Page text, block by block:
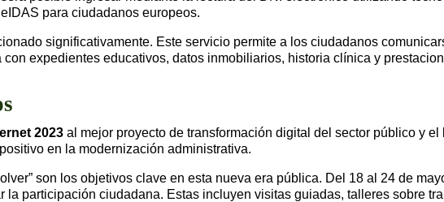
para ciudadanos europeos.
significativamente. Este servicio permite a los ciudadanos
expedientes educativos, datos inmobiliarios, historia clínica y
2023 al mejor proyecto de transformación digital del sector público y el
en la modernización administrativa.
son los objetivos clave en esta nueva era pública. Del 18 al 24 de
la participación ciudadana. Estas incluyen visitas guiadas, talleres sobre